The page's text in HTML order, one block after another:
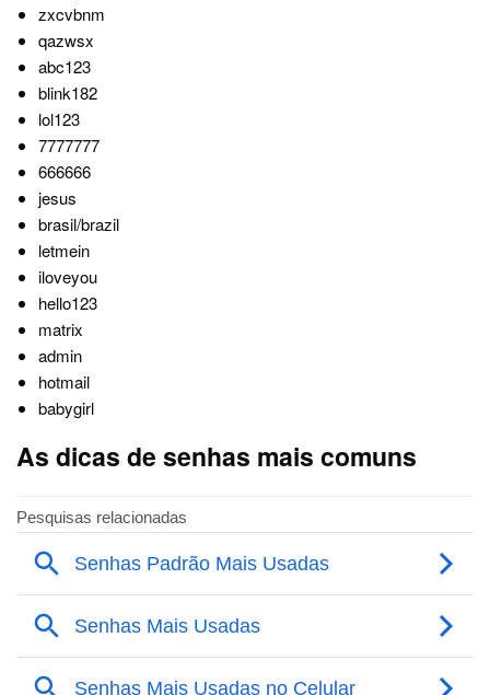
zxcvbnm
qazwsx
abc123
blink182
lol123
7777777
666666
jesus
brasil/brazil
letmein
iloveyou
hello123
matrix
admin
hotmail
babygirl
As dicas de senhas mais comuns